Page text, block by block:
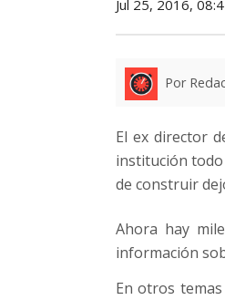
Jul 25, 2016,
Por
El ex director
institución
de construir
Ahora hay
información
En otros